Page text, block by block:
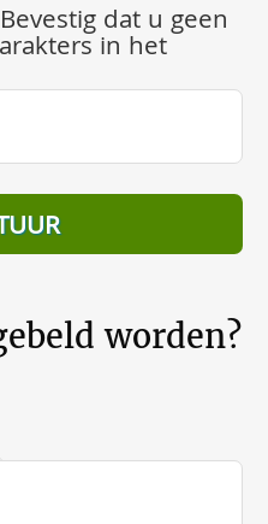
Bevestig dat u geen
in het
worden?